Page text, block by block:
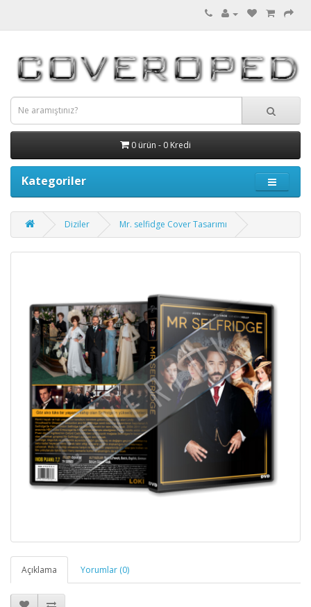
0 ürün - 0 Kredi
Kategoriler
Diziler Mr. selfidge Cover Tasarımı
Açıklama Yorumlar (0)